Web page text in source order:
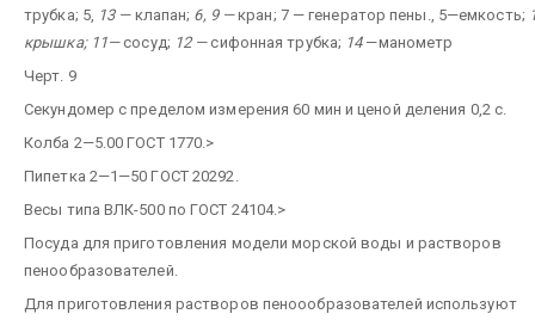
трубка; 5, 13 —клапан; 6, 9 —кран; 7 — генератор пены., 5—емкость;
крышка; 11—сосуд; 12 —сифонная трубка; 14—манометр
Черт. 9
Секундомер с пределом измерения 60 мин и ценой деления 0,2 с.
Колба 2—5.00 ГОСТ 1770.>
Пипетка 2—1—50 ГОСТ 20292.
Весы типа ВЛК-500 по ГОСТ 24104.>
Посуда для приготовления модели морской воды и растворов
пенообразователей.
Для приготовления растворов пеноообразователей используют